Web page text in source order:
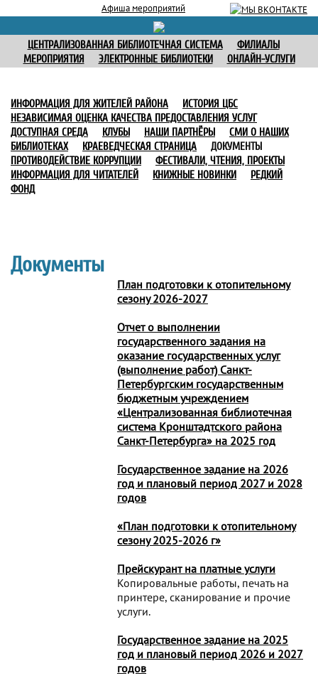
Афиша мероприятий
ЦЕНТРАЛИЗОВАННАЯ БИБЛИОТЕЧНАЯ СИСТЕМА
ФИЛИАЛЫ
МЕРОПРИЯТИЯ
ЭЛЕКТРОННЫЕ БИБЛИОТЕКИ ОНЛАЙН-УСЛУГИ
ИНФОРМАЦИЯ ДЛЯ ЖИТЕЛЕЙ РАЙОНА
ИСТОРИЯ ЦБС
НЕЗАВИСИМАЯ ОЦЕНКА КАЧЕСТВА ПРЕДОСТАВЛЕНИЯ УСЛУГ
ДОСТУПНАЯ СРЕДА
КЛУБЫ НАШИ ПАРТНЁРЫ
СМИ О НАШИХ
БИБЛИОТЕКАХ
КРАЕВЕДЧЕСКАЯ СТРАНИЦА
ДОКУМЕНТЫ
ПРОТИВОДЕЙСТВИЕ КОРРУПЦИИ
ФЕСТИВАЛИ, ЧТЕНИЯ, ПРОЕКТЫ
ИНФОРМАЦИЯ ДЛЯ ЧИТАТЕЛЕЙ
КНИЖНЫЕ НОВИНКИ
РЕДКИЙ
ФОНД
Документы
План подготовки к отопительному
сезону 2026-2027
Отчет о выполнении
государственного задания на
оказание государственных услуг
(выполнение работ) Санкт-
Петербургским государственным
бюджетным учреждением
«Централизованная библиотечная
система Кронштадтского района
Санкт-Петербурга» на 2025 год
Государственное задание на 2026
год и плановый период 2027 и 2028
годов
«План подготовки к отопительному
сезону 2025-2026 г»
Прейскурант на платные услуги
Копировальные работы, печать на
принтере, сканирование и прочие
услуги.
Государственное задание на 2025
год и плановый период 2026 и 2027
годов